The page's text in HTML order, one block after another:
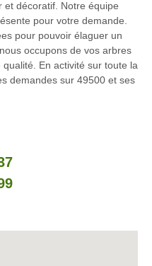
et décoratif. Notre équipe
pour votre demande.
pour pouvoir élaguer un
occupons de vos arbres
En activité sur toute la
demandes sur 49500 et ses